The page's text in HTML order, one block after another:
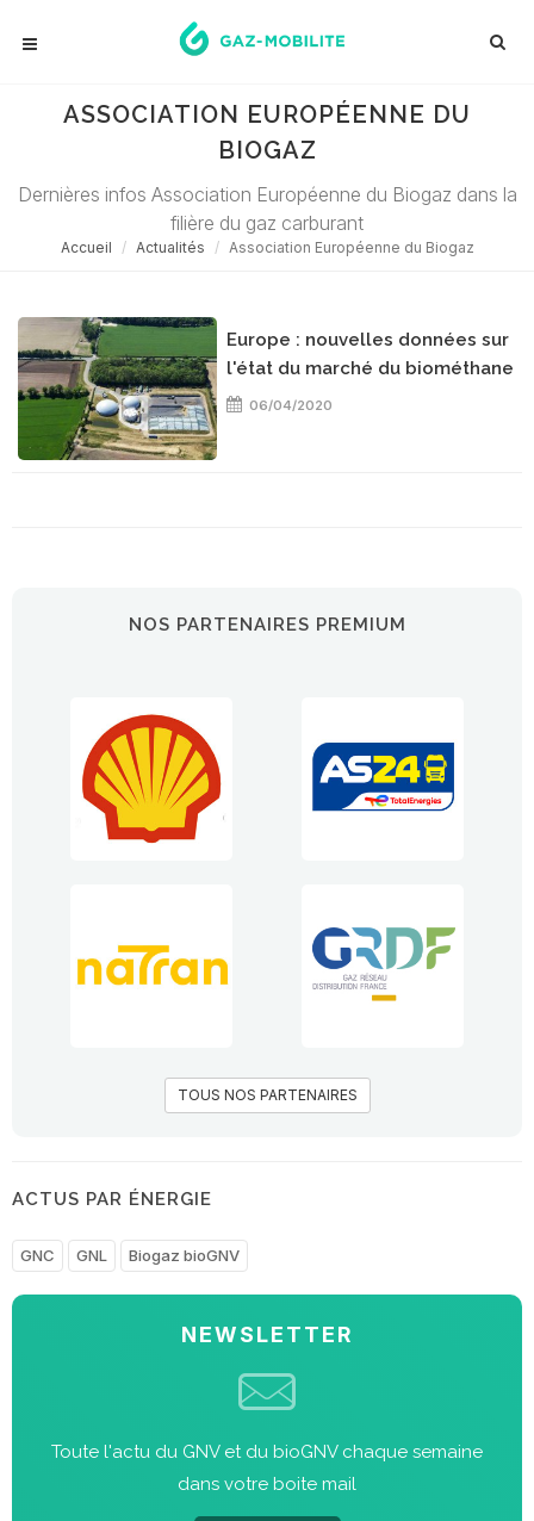
ASSOCIATION EUROPÉENNE DU
BIOGAZ
Dernières infos Association Européenne du Biogaz dans la
filière du gaz carburant
Accueil Actualités Association Européenne du Biogaz
Europe : nouvelles données sur
l'état du marché du biométhane
06/04/2020
NOS PARTENAIRES PREMIUM
TOUS NOS PARTENAIRES
ACTUS PAR ÉNERGIE
GNC GNL Biogaz bioGNV
NEWSLETTER
Toute l'actu du GNV et du bioGNV chaque semaine
dans votre boite mail